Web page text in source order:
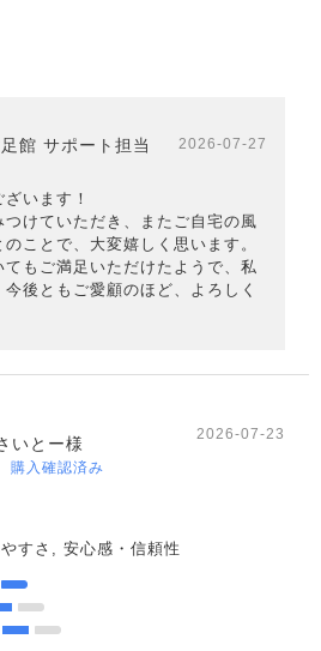
館 サポート担当 2026-07-27
います！
つけていただき、またご自宅の風
ことで、大変嬉しく思います。
もご満足いただけたようで、私
後ともご愛顧のほど、よろしく
いとー様
購入確認済み
2026-07-23
すさ, 安心感・信頼性